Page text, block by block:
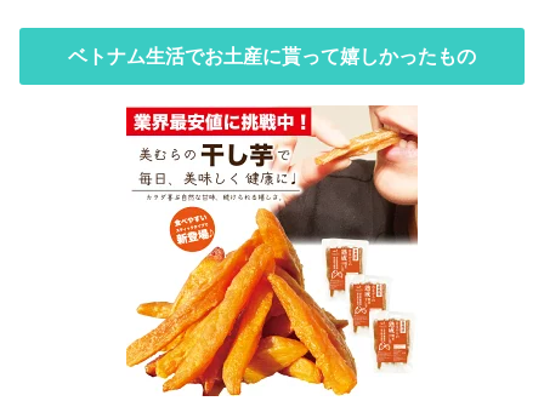
ベトナム生活でお土産に貰って嬉しかったもの